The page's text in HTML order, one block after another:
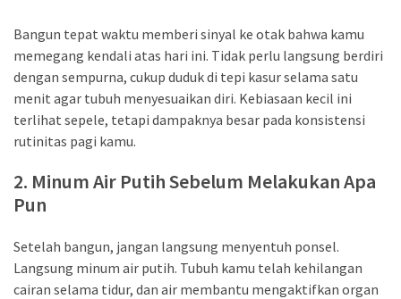
Mindset
(67)
Journaling
Habits
tips
trik
(27)
Bangun tepat waktu memberi sinyal ke otak bahwa kamu
memegang kendali atas hari ini. Tidak perlu langsung berdiri
dengan sempurna, cukup duduk di tepi kasur selama satu
menit agar tubuh menyesuaikan diri. Kebiasaan kecil ini
terlihat sepele, tetapi dampaknya besar pada konsistensi
rutinitas pagi kamu.
2. Minum Air Putih Sebelum Melakukan Apa
Pun
Setelah bangun, jangan langsung menyentuh ponsel.
Langsung minum air putih. Tubuh kamu telah kehilangan
cairan selama tidur, dan air membantu mengaktifkan organ